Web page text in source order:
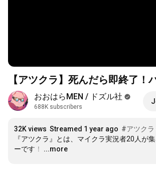
【アツクラ】死んだら即終了！
おおはらMEN / ドズル社
688K subscribers
32K views Streamed 1 year ago #アツクラ
『アツクラ』とは、マイクラ実況者20人が
ーです！
…
...more